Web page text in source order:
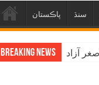
پاڪستان سنڌ
Breaking News آزاد